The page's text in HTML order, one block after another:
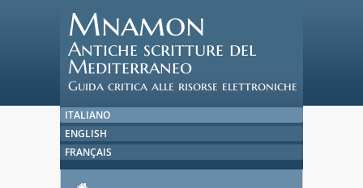
Mnamon
Antiche scritture del
Mediterraneo
Guida critica alle risorse elettroniche
ITALIANO
ENGLISH
FRANÇAIS